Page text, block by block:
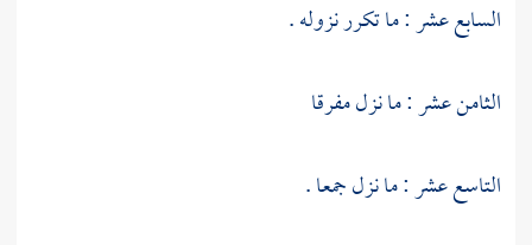
السابع عشر : ما تكرر نزوله .
الثامن عشر : ما نزل مفرقا
التاسع عشر : ما نزل جمعا .